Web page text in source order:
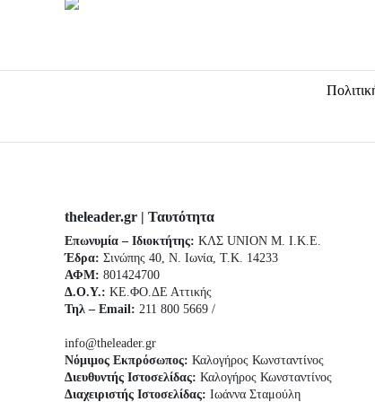
theleader.gr | Ταυτότητα
Επωνυμία – Ιδιοκτήτης: ΚΛΣ UNION Μ. Ι.Κ.Ε.
Έδρα: Σινώπης 40, Ν. Ιωνία, Τ.Κ. 14233
ΑΦΜ: 801424700
Δ.Ο.Υ.: ΚΕ.ΦΟ.ΔΕ Αττικής
Τηλ – Email: 211 800 5669 /
info@theleader.gr
Νόμιμος Εκπρόσωπος: Καλογήρος Κωνσταντίνος
Διευθυντής Ιστοσελίδας: Καλογήρος Κωνσταντίνος
Διαχειριστής Ιστοσελίδας: Ιωάννα Σταμούλη